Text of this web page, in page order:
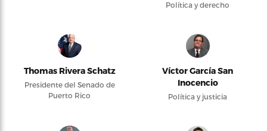
Política y derecho
Thomas Rivera Schatz
Presidente del Senado de
Puerto Rico
Víctor García San
Inocencio
Política y justicia